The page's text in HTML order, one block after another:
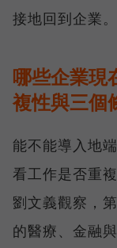
接地回到企業。
哪些企業現
複性與三個
能不能導入地
看工作是否重
劉文義觀察，
的醫療、金融